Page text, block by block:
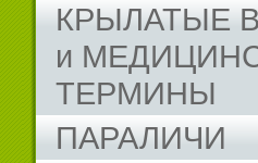
КРЫЛАТЫЕ
и
ТЕРМИНЫ
ПАРАЛИЧИ